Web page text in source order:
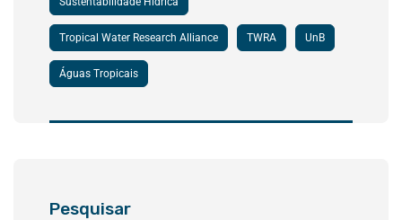
Tropical Water Research Alliance TWRA UnB
Águas Tropicais
Pesquisar